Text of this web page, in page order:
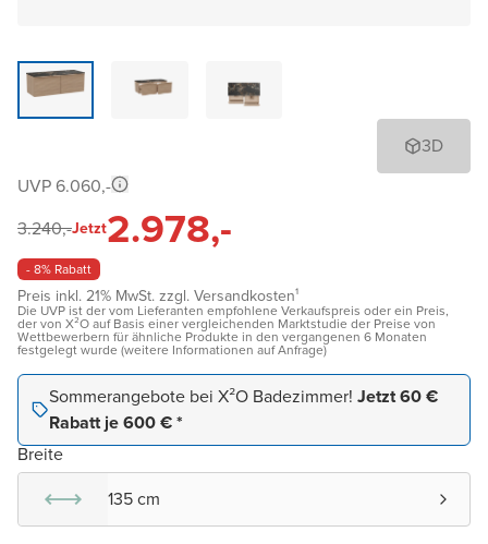
3D
UVP 6.060,-
3.240,-Jetzt2.978,-
- 8% Rabatt
Preis inkl. 21% MwSt. zzgl. Versandkosten¹
Die UVP ist der vom Lieferanten empfohlene Verkaufspreis oder ein Preis,
der von X²O auf Basis einer vergleichenden Marktstudie der Preise von
Wettbewerbern für ähnliche Produkte in den vergangenen 6 Monaten
festgelegt wurde (weitere Informationen auf Anfrage)
Sommerangebote bei X²O Badezimmer! Jetzt 60 €
Rabatt je 600 € *
Breite
135 cm